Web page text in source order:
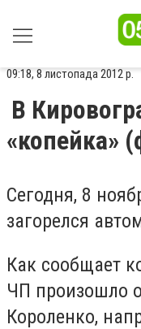
09:18, 8 листопада 2012 р.
В
«копейка»
Сегодня, 8
загорелся
Как сообщает
ЧП произошло
Короленко,